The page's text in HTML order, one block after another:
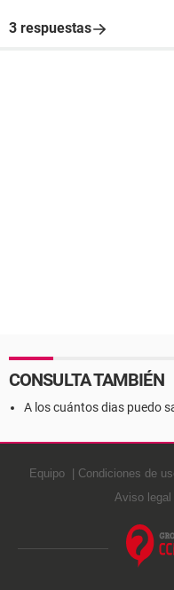
3 respuestas
CONSULTA TAMBIÉN
A los cuántos dias puedo
Equipo Condiciones de
Aviso legal